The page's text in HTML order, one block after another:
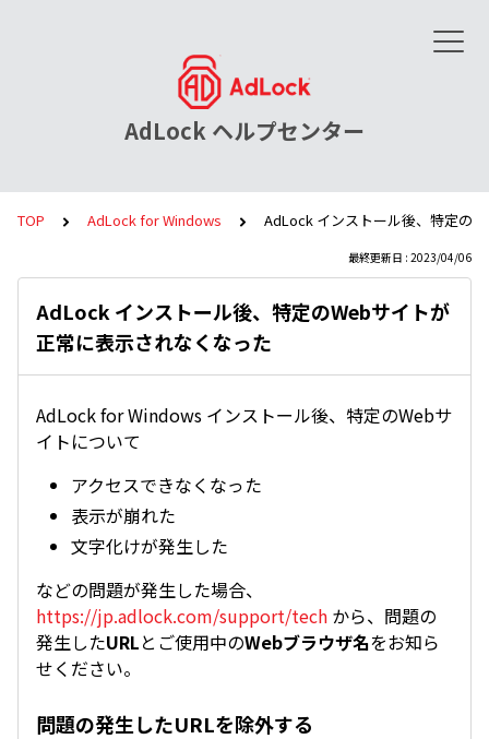
AdLock ヘルプセンター
TOP AdLock for Windows AdLock インストール後、特定の
最終更新日 : 2023/04/06
AdLock インストール後、特定のWebサイトが
正常に表示されなくなった
AdLock for Windows インストール後、特定のWebサ
イトについて
アクセスできなくなった
表示が崩れた
文字化けが発生した
などの問題が発生した場合、
https://jp.adlock.com/support/tech から、問題の
発生したURLとご使用中のWebブラウザ名をお知ら
せください。
問題の発生したURLを除外する